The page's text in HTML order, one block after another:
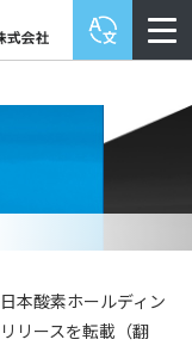
本酸素ホールディン
リースを転載（翻